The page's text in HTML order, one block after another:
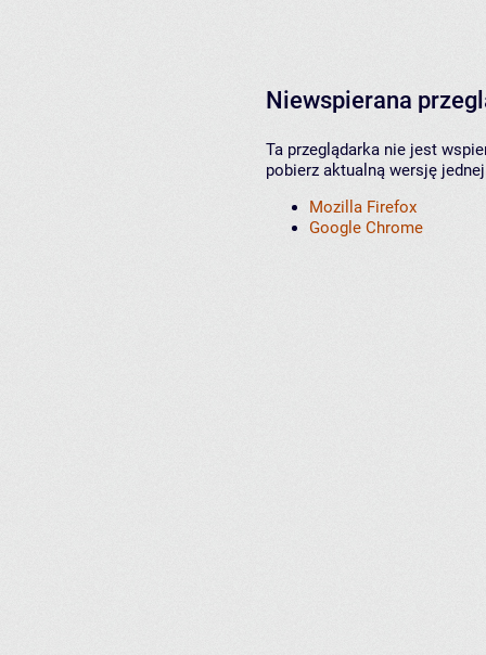
Niewspierana
Ta przeglądarka nie jest
pobierz aktualną wersję
Mozilla Firefox
Google Chrome